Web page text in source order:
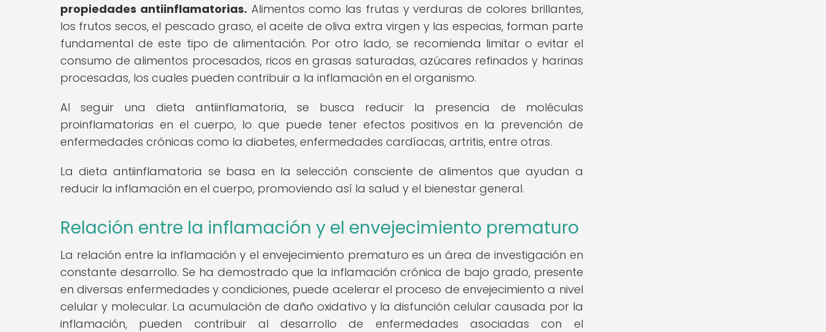
propiedades antiinflamatorias. Alimentos como las frutas y verduras de colores brillantes,
los frutos secos, el pescado graso, el aceite de oliva extra virgen y las especias, forman parte
fundamental de este tipo de alimentación. Por otro lado, se recomienda limitar o evitar el
consumo de alimentos procesados, ricos en grasas saturadas, azúcares refinados y harinas
procesadas, los cuales pueden contribuir a la inflamación en el organismo.
Al seguir una dieta antiinflamatoria, se busca reducir la presencia de moléculas
proinflamatorias en el cuerpo, lo que puede tener efectos positivos en la prevención de
enfermedades crónicas como la diabetes, enfermedades cardíacas, artritis, entre otras.
La dieta antiinflamatoria se basa en la selección consciente de alimentos que ayudan a
reducir la inflamación en el cuerpo, promoviendo así la salud y el bienestar general.
Relación entre la inflamación y el envejecimiento prematuro
La relación entre la inflamación y el envejecimiento prematuro es un área de investigación en
constante desarrollo. Se ha demostrado que la inflamación crónica de bajo grado, presente
en diversas enfermedades y condiciones, puede acelerar el proceso de envejecimiento a nivel
celular y molecular. La acumulación de daño oxidativo y la disfunción celular causada por la
inflamación, pueden contribuir al desarrollo de enfermedades asociadas con el